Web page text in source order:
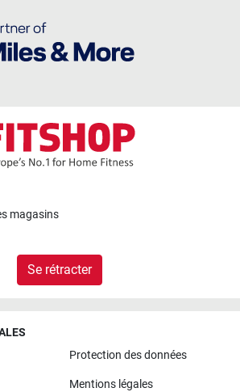
magasins
Se rétracter
Protection des données
Mentions légales